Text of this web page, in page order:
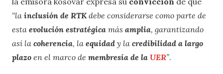
“la inclusión de RTK debe considerarse como parte de
esta evolución estratégica más amplia, garantizando
así la coherencia, la equidad y la credibilidad a largo
plazo en el marco de membresía de la UER”.